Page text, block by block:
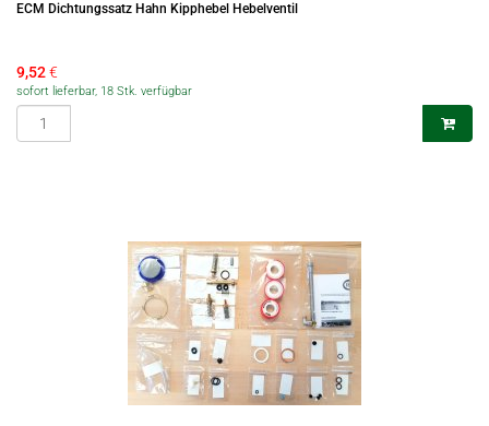
ECM Dichtungssatz Hahn Kipphebel Hebelventil
9,52€
sofort lieferbar, 18 Stk. verfügbar